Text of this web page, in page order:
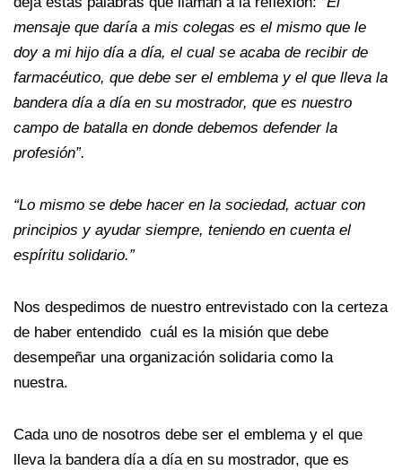
mensaje que daría a mis colegas es el mismo que le
doy a mi hijo día a día, el cual se acaba de recibir de
farmacéutico, que debe ser el emblema y el que lleva la
bandera día a día en su mostrador, que es nuestro
campo de batalla en donde debemos defender la
profesión”.
“Lo mismo se debe hacer en la sociedad, actuar con
principios y ayudar siempre, teniendo en cuenta el
espíritu solidario.”
Nos despedimos de nuestro entrevistado con la certeza
de haber entendido cuál es la misión que debe
desempeñar una organización solidaria como la
nuestra.
Cada uno de nosotros debe ser el emblema y el que
lleva la bandera día a día en su mostrador, que es